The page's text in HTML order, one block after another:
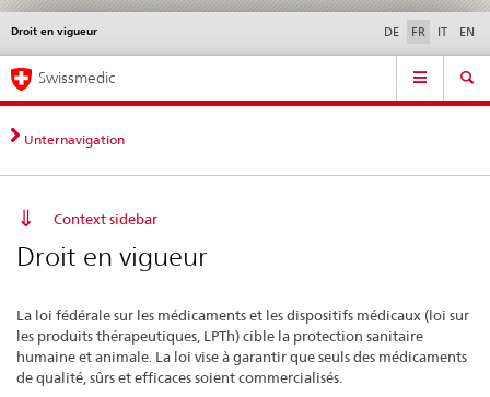
Navigation
directe:
actualités,
bases
contact
Actualités & Mises à
normes
Contact | Support &
aide
Droit en vigueur DE FR IT EN
Service
Navigation
Swissmedic
Unternavigation
Context sidebar
Droit en vigueur
La loi fédérale sur les médicaments et les dispositifs médicaux (loi sur
les produits thérapeutiques, LPTh) cible la protection sanitaire
humaine et animale. La loi vise à garantir que seuls des médicaments
de qualité, sûrs et efficaces soient commercialisés.